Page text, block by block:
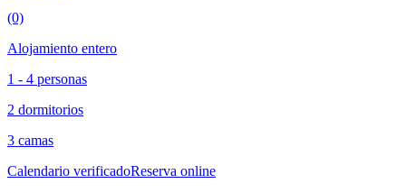
(0)
Alojamiento entero
1 - 4 personas
2 dormitorios
3 camas
Calendario verificadoReserva online